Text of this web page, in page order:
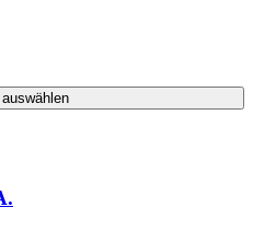
auswählen